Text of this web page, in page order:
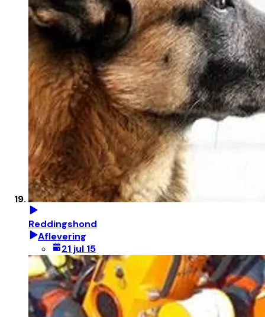
Reddingshond
Aflevering
21 jul 15